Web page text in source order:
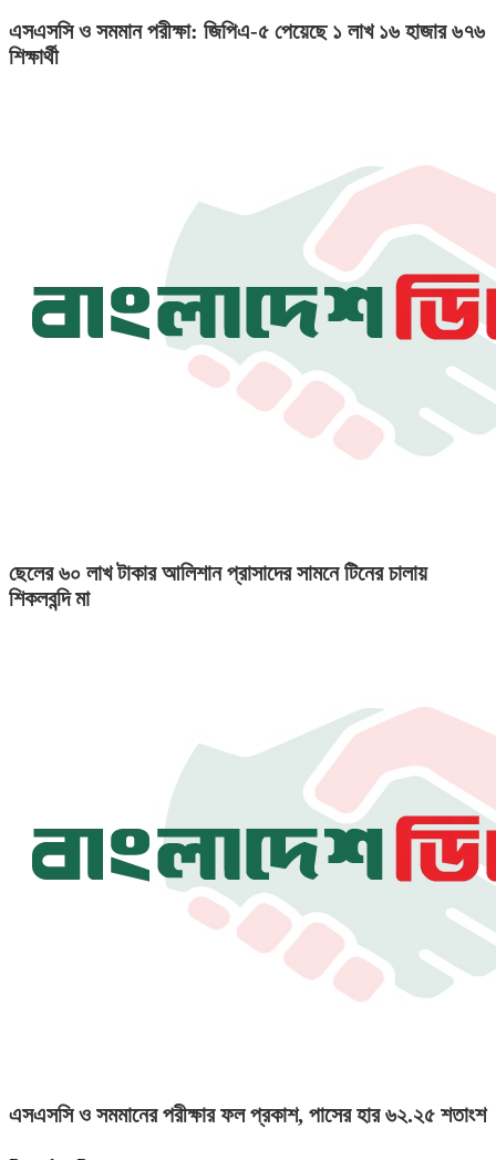
এসএসসি ও সমমান পরীক্ষা: জিপিএ-৫ পেয়েছে ১ লাখ ১৬ হাজার ৬৭৬
শিক্ষার্থী
ছেলের ৬০ লাখ টাকার আলিশান প্রাসাদের সামনে টিনের চালায়
শিকলবন্দি মা
এসএসসি ও সমমানের পরীক্ষার ফল প্রকাশ, পাসের হার ৬২.২৫ শতাংশ